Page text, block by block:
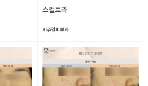
스컬트라
비쥬얼피부과